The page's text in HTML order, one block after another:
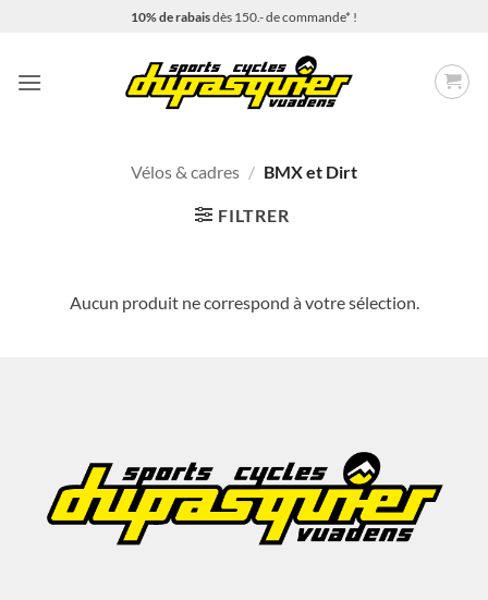
10% de rabaisdès 150.- de commande* !
Vélos & cadres / BMX et Dirt
FILTRER
Aucun produit ne correspond à votre sélection.